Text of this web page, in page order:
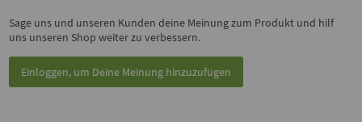
Sage uns und unseren Kunden deine Meinung zum Produkt und hilf
uns unseren Shop weiter zu verbessern.
Einloggen, um Deine Meinung hinzuzufügen